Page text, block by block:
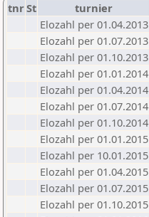
tnrSt turnier
Elozahl per 01.04.2013
Elozahl per 01.07.2013
Elozahl per 01.10.2013
Elozahl per 01.01.2014
Elozahl per 01.04.2014
Elozahl per 01.07.2014
Elozahl per 01.10.2014
Elozahl per 01.01.2015
Elozahl per 10.01.2015
Elozahl per 01.04.2015
Elozahl per 01.07.2015
Elozahl per 01.10.2015